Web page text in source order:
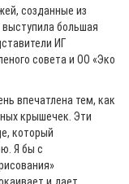
созданные из
большая
ИГ
совета и ОО «Эко
впечатлена тем, как
крышечек. Эти
который
Я бы с